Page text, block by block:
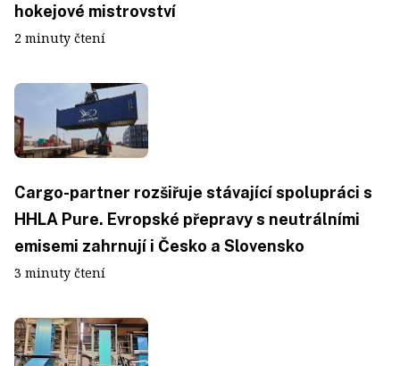
hokejové mistrovství
2 minuty čtení
Cargo-partner rozšiřuje stávající spolupráci s
HHLA Pure. Evropské přepravy s neutrálními
emisemi zahrnují i Česko a Slovensko
3 minuty čtení